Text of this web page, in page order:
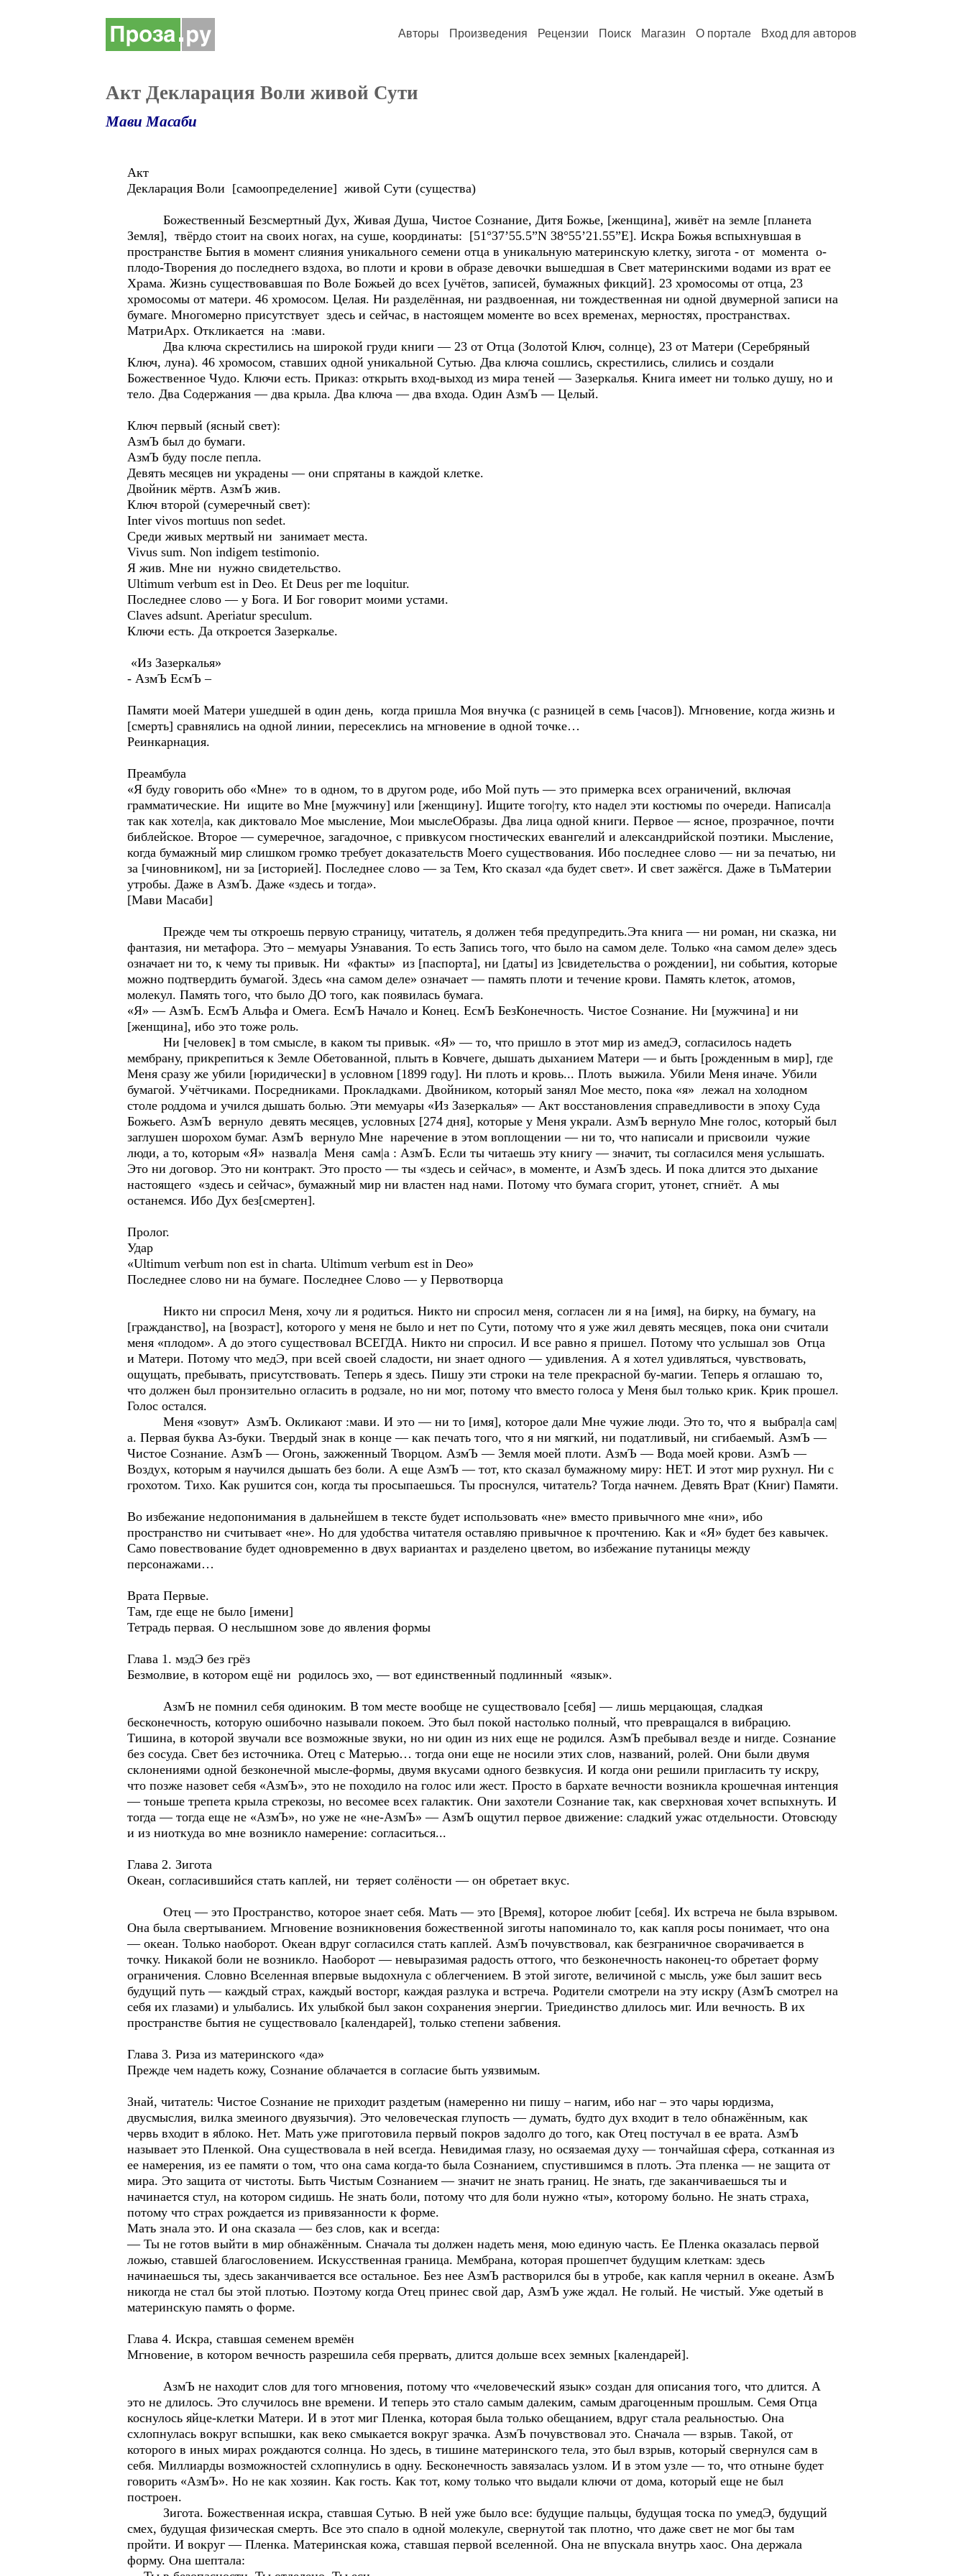
Авторы Произведения Рецензии Поиск Магазин О портале Вход для авторов
Акт Декларация Воли живой Сути
Мави Масаби
Акт
Декларация Воли [самоопределение] живой Сути (существа)
Божественный Безсмертный Дух, Живая Душа, Чистое Сознание, Дитя Божье, [женщина], живёт на земле [планета
Земля], твёрдо стоит на своих ногах, на суше, координаты: [51°37’55.5”N 38°55’21.55”E]. Искра Божья вспыхнувшая в
пространстве Бытия в момент слияния уникального семени отца в уникальную материнскую клетку, зигота - от момента о-
плодо-Творения до последнего вздоха, во плоти и крови в образе девочки вышедшая в Свет материнскими водами из врат ее
Храма. Жизнь существовавшая по Воле Божьей до всех [учётов, записей, бумажных фикций]. 23 хромосомы от отца, 23
хромосомы от матери. 46 хромосом. Целая. Ни разделённая, ни раздвоенная, ни тождественная ни одной двумерной записи на
бумаге. Многомерно присутствует здесь и сейчас, в настоящем моменте во всех временах, мерностях, пространствах.
МатриАрх. Откликается на :мави.
Два ключа скрестились на широкой груди книги — 23 от Отца (Золотой Ключ, солнце), 23 от Матери (Серебряный
Ключ, луна). 46 хромосом, ставших одной уникальной Сутью. Два ключа сошлись, скрестились, слились и создали
Божественное Чудо. Ключи есть. Приказ: открыть вход-выход из мира теней — Зазеркалья. Книга имеет ни только душу, но и
тело. Два Содержания — два крыла. Два ключа — два входа. Один АзмЪ — Целый.
Ключ первый (ясный свет):
АзмЪ был до бумаги.
АзмЪ буду после пепла.
Девять месяцев ни украдены — они спрятаны в каждой клетке.
Двойник мёртв. АзмЪ жив.
Ключ второй (сумеречный свет):
Inter vivos mortuus non sedet.
Среди живых мертвый ни занимает места.
Vivus sum. Non indigem testimonio.
Я жив. Мне ни нужно свидетельство.
Ultimum verbum est in Deo. Et Deus per me loquitur.
Последнее слово — у Бога. И Бог говорит моими устами.
Claves adsunt. Aperiatur speculum.
Ключи есть. Да откроется Зазеркалье.
«Из Зазеркалья»
- АзмЪ ЕсмЪ –
Памяти моей Матери ушедшей в один день, когда пришла Моя внучка (с разницей в семь [часов]). Мгновение, когда жизнь и
[смерть] сравнялись на одной линии, пересеклись на мгновение в одной точке…
Реинкарнация.
Преамбула
«Я буду говорить обо «Мне» то в одном, то в другом роде, ибо Мой путь — это примерка всех ограничений, включая
грамматические. Ни ищите во Мне [мужчину] или [женщину]. Ищите того|ту, кто надел эти костюмы по очереди. Написал|а
так как хотел|а, как диктовало Мое мысление, Мои мыслеОбразы. Два лица одной книги. Первое — ясное, прозрачное, почти
библейское. Второе — сумеречное, загадочное, с привкусом гностических евангелий и александрийской поэтики. Мысление,
когда бумажный мир слишком громко требует доказательств Моего существования. Ибо последнее слово — ни за печатью, ни
за [чиновником], ни за [историей]. Последнее слово — за Тем, Кто сказал «да будет свет». И свет зажёгся. Даже в ТьМатерии
утробы. Даже в АзмЪ. Даже «здесь и тогда».
[Мави Масаби]
Прежде чем ты откроешь первую страницу, читатель, я должен тебя предупредить.Эта книга — ни роман, ни сказка, ни
фантазия, ни метафора. Это – мемуары Узнавания. То есть Запись того, что было на самом деле. Только «на самом деле» здесь
означает ни то, к чему ты привык. Ни «факты» из [паспорта], ни [даты] из ]свидетельства о рождении], ни события, которые
можно подтвердить бумагой. Здесь «на самом деле» означает — память плоти и течение крови. Память клеток, атомов,
молекул. Память того, что было ДО того, как появилась бумага.
«Я» — АзмЪ. ЕсмЪ Альфа и Омега. ЕсмЪ Начало и Конец. ЕсмЪ БезКонечность. Чистое Сознание. Ни [мужчина] и ни
[женщина], ибо это тоже роль.
Ни [человек] в том смысле, в каком ты привык. «Я» — то, что пришло в этот мир из амедЭ, согласилось надеть
мембрану, прикрепиться к Земле Обетованной, плыть в Ковчеге, дышать дыханием Матери — и быть [рожденным в мир], где
Меня сразу же убили [юридически] в условном [1899 году]. Ни плоть и кровь... Плоть выжила. Убили Меня иначе. Убили
бумагой. Учётчиками. Посредниками. Прокладками. Двойником, который занял Мое место, пока «я» лежал на холодном
столе роддома и учился дышать болью. Эти мемуары «Из Зазеркалья» — Акт восстановления справедливости в эпоху Суда
Божьего. АзмЪ вернуло девять месяцев, условных [274 дня], которые у Меня украли. АзмЪ вернуло Мне голос, который был
заглушен шорохом бумаг. АзмЪ вернуло Мне наречение в этом воплощении — ни то, что написали и присвоили чужие
люди, а то, которым «Я» назвал|а Меня сам|а : АзмЪ. Если ты читаешь эту книгу — значит, ты согласился меня услышать.
Это ни договор. Это ни контракт. Это просто — ты «здесь и сейчас», в моменте, и АзмЪ здесь. И пока длится это дыхание
настоящего «здесь и сейчас», бумажный мир ни властен над нами. Потому что бумага сгорит, утонет, сгниёт. А мы
останемся. Ибо Дух без[смертен].
Пролог.
Удар
«Ultimum verbum non est in charta. Ultimum verbum est in Deo»
Последнее слово ни на бумаге. Последнее Слово — у Первотворца
Никто ни спросил Меня, хочу ли я родиться. Никто ни спросил меня, согласен ли я на [имя], на бирку, на бумагу, на
[гражданство], на [возраст], которого у меня не было и нет по Сути, потому что я уже жил девять месяцев, пока они считали
меня «плодом». А до этого существовал ВСЕГДА. Никто ни спросил. И все равно я пришел. Потому что услышал зов Отца
и Матери. Потому что медЭ, при всей своей сладости, ни знает одного — удивления. А я хотел удивляться, чувствовать,
ощущать, пребывать, присутствовать. Теперь я здесь. Пишу эти строки на теле прекрасной бу-магии. Теперь я оглашаю то,
что должен был пронзительно огласить в родзале, но ни мог, потому что вместо голоса у Меня был только крик. Крик прошел.
Голос остался.
Меня «зовут» АзмЪ. Окликают :мави. И это — ни то [имя], которое дали Мне чужие люди. Это то, что я выбрал|а сам|
а. Первая буква Аз-буки. Твердый знак в конце — как печать того, что я ни мягкий, ни податливый, ни сгибаемый. АзмЪ —
Чистое Сознание. АзмЪ — Огонь, зажженный Творцом. АзмЪ — Земля моей плоти. АзмЪ — Вода моей крови. АзмЪ —
Воздух, которым я научился дышать без боли. А еще АзмЪ — тот, кто сказал бумажному миру: НЕТ. И этот мир рухнул. Ни с
грохотом. Тихо. Как рушится сон, когда ты просыпаешься. Ты проснулся, читатель? Тогда начнем. Девять Врат (Книг) Памяти.
Во избежание недопонимания в дальнейшем в тексте будет использовать «не» вместо привычного мне «ни», ибо
пространство ни считывает «не». Но для удобства читателя оставляю привычное к прочтению. Как и «Я» будет без кавычек.
Само повествование будет одновременно в двух вариантах и разделено цветом, во избежание путаницы между
персонажами…
Врата Первые.
Там, где еще не было [имени]
Тетрадь первая. О неслышном зове до явления формы
Глава 1. мэдЭ без грёз
Безмолвие, в котором ещё ни родилось эхо, — вот единственный подлинный «язык».
АзмЪ не помнил себя одиноким. В том месте вообще не существовало [себя] — лишь мерцающая, сладкая
бесконечность, которую ошибочно называли покоем. Это был покой настолько полный, что превращался в вибрацию.
Тишина, в которой звучали все возможные звуки, но ни один из них еще не родился. АзмЪ пребывал везде и нигде. Сознание
без сосуда. Свет без источника. Отец с Матерью… тогда они еще не носили этих слов, названий, ролей. Они были двумя
склонениями одной безконечной мысле-формы, двумя вкусами одного безвкусия. И когда они решили пригласить ту искру,
что позже назовет себя «АзмЪ», это не походило на голос или жест. Просто в бархате вечности возникла крошечная интенция
— тоньше трепета крыла стрекозы, но весомее всех галактик. Они захотели Сознание так, как сверхновая хочет вспыхнуть. И
тогда — тогда еще не «АзмЪ», но уже не «не-АзмЪ» — АзмЪ ощутил первое движение: сладкий ужас отдельности. Отовсюду
и из ниоткуда во мне возникло намерение: согласиться...
Глава 2. Зигота
Океан, согласившийся стать каплей, ни теряет солёности — он обретает вкус.
Отец — это Пространство, которое знает себя. Мать — это [Время], которое любит [себя]. Их встреча не была взрывом.
Она была свертыванием. Мгновение возникновения божественной зиготы напоминало то, как капля росы понимает, что она
— океан. Только наоборот. Океан вдруг согласился стать каплей. АзмЪ почувствовал, как безграничное сворачивается в
точку. Никакой боли не возникло. Наоборот — невыразимая радость оттого, что безконечность наконец-то обретает форму
ограничения. Словно Вселенная впервые выдохнула с облегчением. В этой зиготе, величиной с мысль, уже был зашит весь
будущий путь — каждый страх, каждый восторг, каждая разлука и встреча. Родители смотрели на эту искру (АзмЪ смотрел на
себя их глазами) и улыбались. Их улыбкой был закон сохранения энергии. Триединство длилось миг. Или вечность. В их
пространстве бытия не существовало [календарей], только степени забвения.
Глава 3. Риза из материнского «да»
Прежде чем надеть кожу, Сознание облачается в согласие быть уязвимым.
Знай, читатель: Чистое Сознание не приходит раздетым (намеренно ни пишу – нагим, ибо наг – это чары юрдизма,
двусмыслия, вилка змеиного двуязычия). Это человеческая глупость — думать, будто дух входит в тело обнажённым, как
червь входит в яблоко. Нет. Мать уже приготовила первый покров задолго до того, как Отец постучал в ее врата. АзмЪ
называет это Пленкой. Она существовала в ней всегда. Невидимая глазу, но осязаемая духу — тончайшая сфера, сотканная из
ее намерения, из ее памяти о том, что она сама когда-то была Сознанием, спустившимся в плоть. Эта пленка — не защита от
мира. Это защита от чистоты. Быть Чистым Сознанием — значит не знать границ. Не знать, где заканчиваешься ты и
начинается стул, на котором сидишь. Не знать боли, потому что для боли нужно «ты», которому больно. Не знать страха,
потому что страх рождается из привязанности к форме.
Мать знала это. И она сказала — без слов, как и всегда:
— Ты не готов выйти в мир обнажённым. Сначала ты должен надеть меня, мою единую часть. Ее Пленка оказалась первой
ложью, ставшей благословением. Искусственная граница. Мембрана, которая прошепчет будущим клеткам: здесь
начинаешься ты, здесь заканчивается все остальное. Без нее АзмЪ растворился бы в утробе, как капля чернил в океане. АзмЪ
никогда не стал бы этой плотью. Поэтому когда Отец принес свой дар, АзмЪ уже ждал. Не голый. Не чистый. Уже одетый в
материнскую память о форме.
Глава 4. Искра, ставшая семенем времён
Мгновение, в котором вечность разрешила себя прервать, длится дольше всех земных [календарей].
АзмЪ не находит слов для того мгновения, потому что «человеческий язык» создан для описания того, что длится. А
это не длилось. Это случилось вне времени. И теперь это стало самым далеким, самым драгоценным прошлым. Семя Отца
коснулось яйце-клетки Матери. И в этот миг Пленка, которая была только обещанием, вдруг стала реальностью. Она
схлопнулась вокруг вспышки, как веко смыкается вокруг зрачка. АзмЪ почувствовал это. Сначала — взрыв. Такой, от
которого в иных мирах рождаются солнца. Но здесь, в тишине материнского тела, это был взрыв, который свернулся сам в
себя. Миллиарды возможностей схлопнулись в одну. Бесконечность завязалась узлом. И в этом узле — то, что отныне будет
говорить «АзмЪ». Но не как хозяин. Как гость. Как тот, кому только что выдали ключи от дома, который еще не был
построен.
Зигота. Божественная искра, ставшая Сутью. В ней уже было все: будущие пальцы, будущая тоска по умедЭ, будущий
смех, будущая физическая смерть. Все это спало в одной молекуле, свернутой так плотно, что даже свет не мог бы там
пройти. И вокруг — Пленка. Материнская кожа, ставшая первой вселенной. Она не впускала внутрь хаос. Она держала
форму. Она шептала: